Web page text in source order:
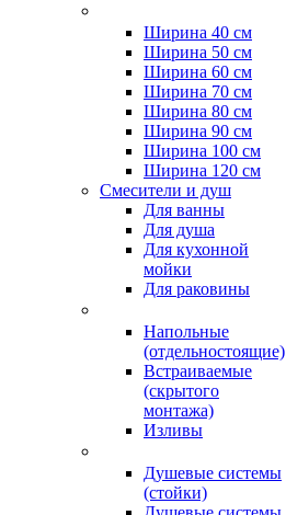
Ширина 40 см
Ширина 50 см
Ширина 60 см
Ширина 70 см
Ширина 80 см
Ширина 90 см
Ширина 100 см
Ширина 120 см
Смесители и душ
Для ванны
Для душа
Для кухонной
мойки
Для раковины
Напольные
(отдельностоящие)
Встраиваемые
(скрытого
монтажа)
Изливы
Душевые системы
(стойки)